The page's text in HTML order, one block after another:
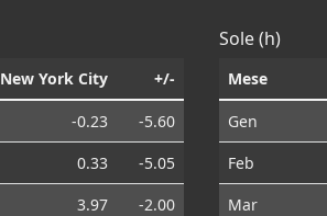
New York City +/-
-0.23
-5.60
0.33
-5.05
3.97
-2.00
Sole (h)
Mese
Gen
Feb
Mar